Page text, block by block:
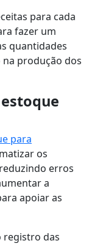
para cada
fazer um
quantidades
produção dos
para
os
erros
a
apoiar as
registro das